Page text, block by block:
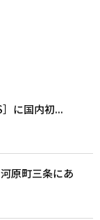
に国内初...
原町三条にあ